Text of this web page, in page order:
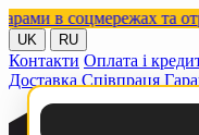
в соцмережах та
UK RU
Контакти Оплата і
Доставка Співпраця